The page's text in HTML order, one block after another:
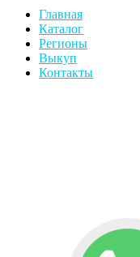
Главная
Каталог
Регионы
Выкуп
Контакты